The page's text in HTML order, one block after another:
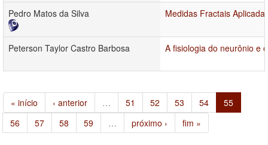
Pedro Matos da Silva Medidas Fractais
Peterson Taylor Castro Barbosa A fisiologia do neurônio e
« início ‹ anterior … 51 52 53 54
55
56
57 58 59 … próximo › fim »